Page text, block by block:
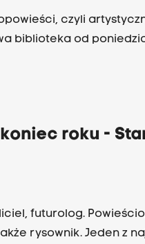
czyli
biblioteka od
roku -
futurolog.
rysownik. Jeden z